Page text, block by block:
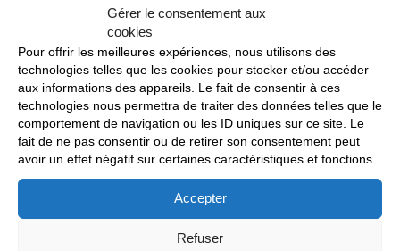
Gérer le consentement aux
cookies
Pour offrir les meilleures expériences, nous utilisons des
technologies telles que les cookies pour stocker et/ou accéder
aux informations des appareils. Le fait de consentir à ces
technologies nous permettra de traiter des données telles que le
comportement de navigation ou les ID uniques sur ce site. Le
fait de ne pas consentir ou de retirer son consentement peut
avoir un effet négatif sur certaines caractéristiques et fonctions.
Accepter
Refuser